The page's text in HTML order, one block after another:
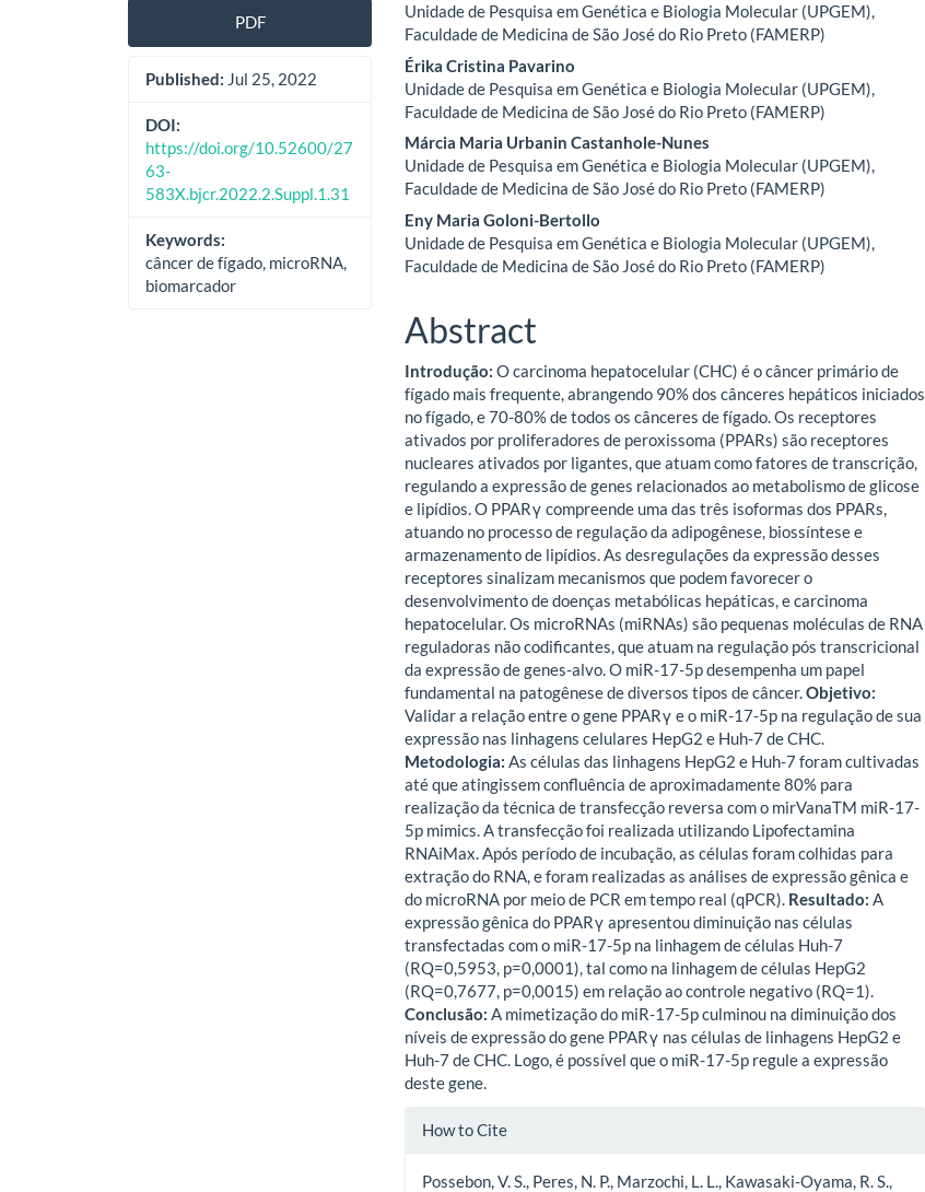
PDF
Published: Jul 25, 2022
DOI:
https://doi.org/10.52600/27
63-
583X.bjcr.2022.2.Suppl.1.31
Keywords:
câncer de fígado, microRNA,
biomarcador
Unidade de Pesquisa em Genética e Biologia Molecular (UPGEM),
Faculdade de Medicina de São José do Rio Preto (FAMERP)
Érika Cristina Pavarino
Unidade de Pesquisa em Genética e Biologia Molecular (UPGEM),
Faculdade de Medicina de São José do Rio Preto (FAMERP)
Márcia Maria Urbanin Castanhole-Nunes
Unidade de Pesquisa em Genética e Biologia Molecular (UPGEM),
Faculdade de Medicina de São José do Rio Preto (FAMERP)
Eny Maria Goloni-Bertollo
Unidade de Pesquisa em Genética e Biologia Molecular (UPGEM),
Faculdade de Medicina de São José do Rio Preto (FAMERP)
Abstract
Introdução: O carcinoma hepatocelular (CHC) é o câncer primário de
fígado mais frequente, abrangendo 90% dos cânceres hepáticos iniciados
no fígado, e 70-80% de todos os cânceres de fígado. Os receptores
ativados por proliferadores de peroxissoma (PPARs) são receptores
nucleares ativados por ligantes, que atuam como fatores de transcrição,
regulando a expressão de genes relacionados ao metabolismo de glicose
e lipídios. O PPARγ compreende uma das três isoformas dos PPARs,
atuando no processo de regulação da adipogênese, biossíntese e
armazenamento de lipídios. As desregulações da expressão desses
receptores sinalizam mecanismos que podem favorecer o
desenvolvimento de doenças metabólicas hepáticas, e carcinoma
hepatocelular. Os microRNAs (miRNAs) são pequenas moléculas de RNA
reguladoras não codificantes, que atuam na regulação pós transcricional
da expressão de genes-alvo. O miR-17‐5p desempenha um papel
fundamental na patogênese de diversos tipos de câncer.Objetivo:
Validar a relação entre o gene PPARγ e o miR-17-5p na regulação de sua
expressão nas linhagens celulares HepG2 e Huh-7 de CHC.
Metodologia: As células das linhagens HepG2 e Huh-7 foram cultivadas
até que atingissem confluência de aproximadamente 80% para
realização da técnica de transfecção reversa com o mirVanaTM miR-17-
5p mimics. A transfecção foi realizada utilizando Lipofectamina
RNAiMax. Após período de incubação, as células foram colhidas para
extração do RNA, e foram realizadas as análises de expressão gênica e
do microRNA por meio de PCR em tempo real (qPCR). Resultado: A
expressão gênica do PPARγ apresentou diminuição nas células
transfectadas com o miR-17-5p na linhagem de células Huh-7
(RQ=0,5953, p=0,0001), tal como na linhagem de células HepG2
(RQ=0,7677, p=0,0015) em relação ao controle negativo (RQ=1).
Conclusão: A mimetização do miR-17-5p culminou na diminuição dos
níveis de expressão do gene PPARγ nas células de linhagens HepG2 e
Huh-7 de CHC. Logo, é possível que o miR-17-5p regule a expressão
deste gene.
Article
How to Cite
Possebon, V. S., Peres, N. P., Marzochi, L. L., Kawasaki-Oyama, R. S.,